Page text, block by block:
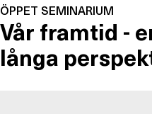
ÖPPET SEMINARIUM
Vår framtid -
långa